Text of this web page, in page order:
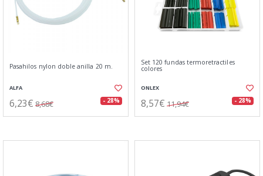
Pasahilos nylon doble anilla 20 m.
ALFA
6,23€ 8,68€ - 28%
Set 120 fundas termoretractiles
colores
ONLEX
8,57€ 11,94€ - 28%